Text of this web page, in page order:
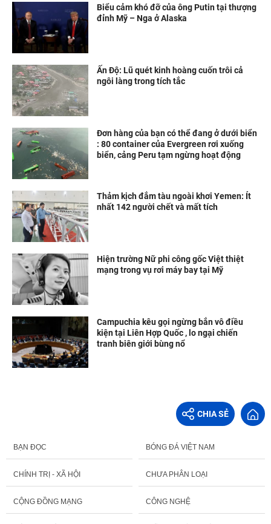
Biểu cảm khó đỡ của ông Putin tại thượng
đỉnh Mỹ – Nga ở Alaska
Ấn Độ: Lũ quét kinh hoàng cuốn trôi cả
ngôi làng trong tích tắc
Đơn hàng của bạn có thể đang ở dưới biển
: 80 container của Evergreen rơi xuống
biển, cảng Peru tạm ngừng hoạt động
Thảm kịch đắm tàu ngoài khơi Yemen: Ít
nhất 142 người chết và mất tích
Hiện trường Nữ phi công gốc Việt thiệt
mạng trong vụ rơi máy bay tại Mỹ
Campuchia kêu gọi ngừng bắn vô điều
kiện tại Liên Hợp Quốc , lo ngại chiến
tranh biên giới bùng nổ
CHIA SẺ
BẠN ĐỌC BÓNG ĐÁ VIỆT NAM
CHÍNH TRỊ - XÃ HỘI CHƯA PHÂN LOẠI
CỘNG ĐỒNG MẠNG CÔNG NGHỆ